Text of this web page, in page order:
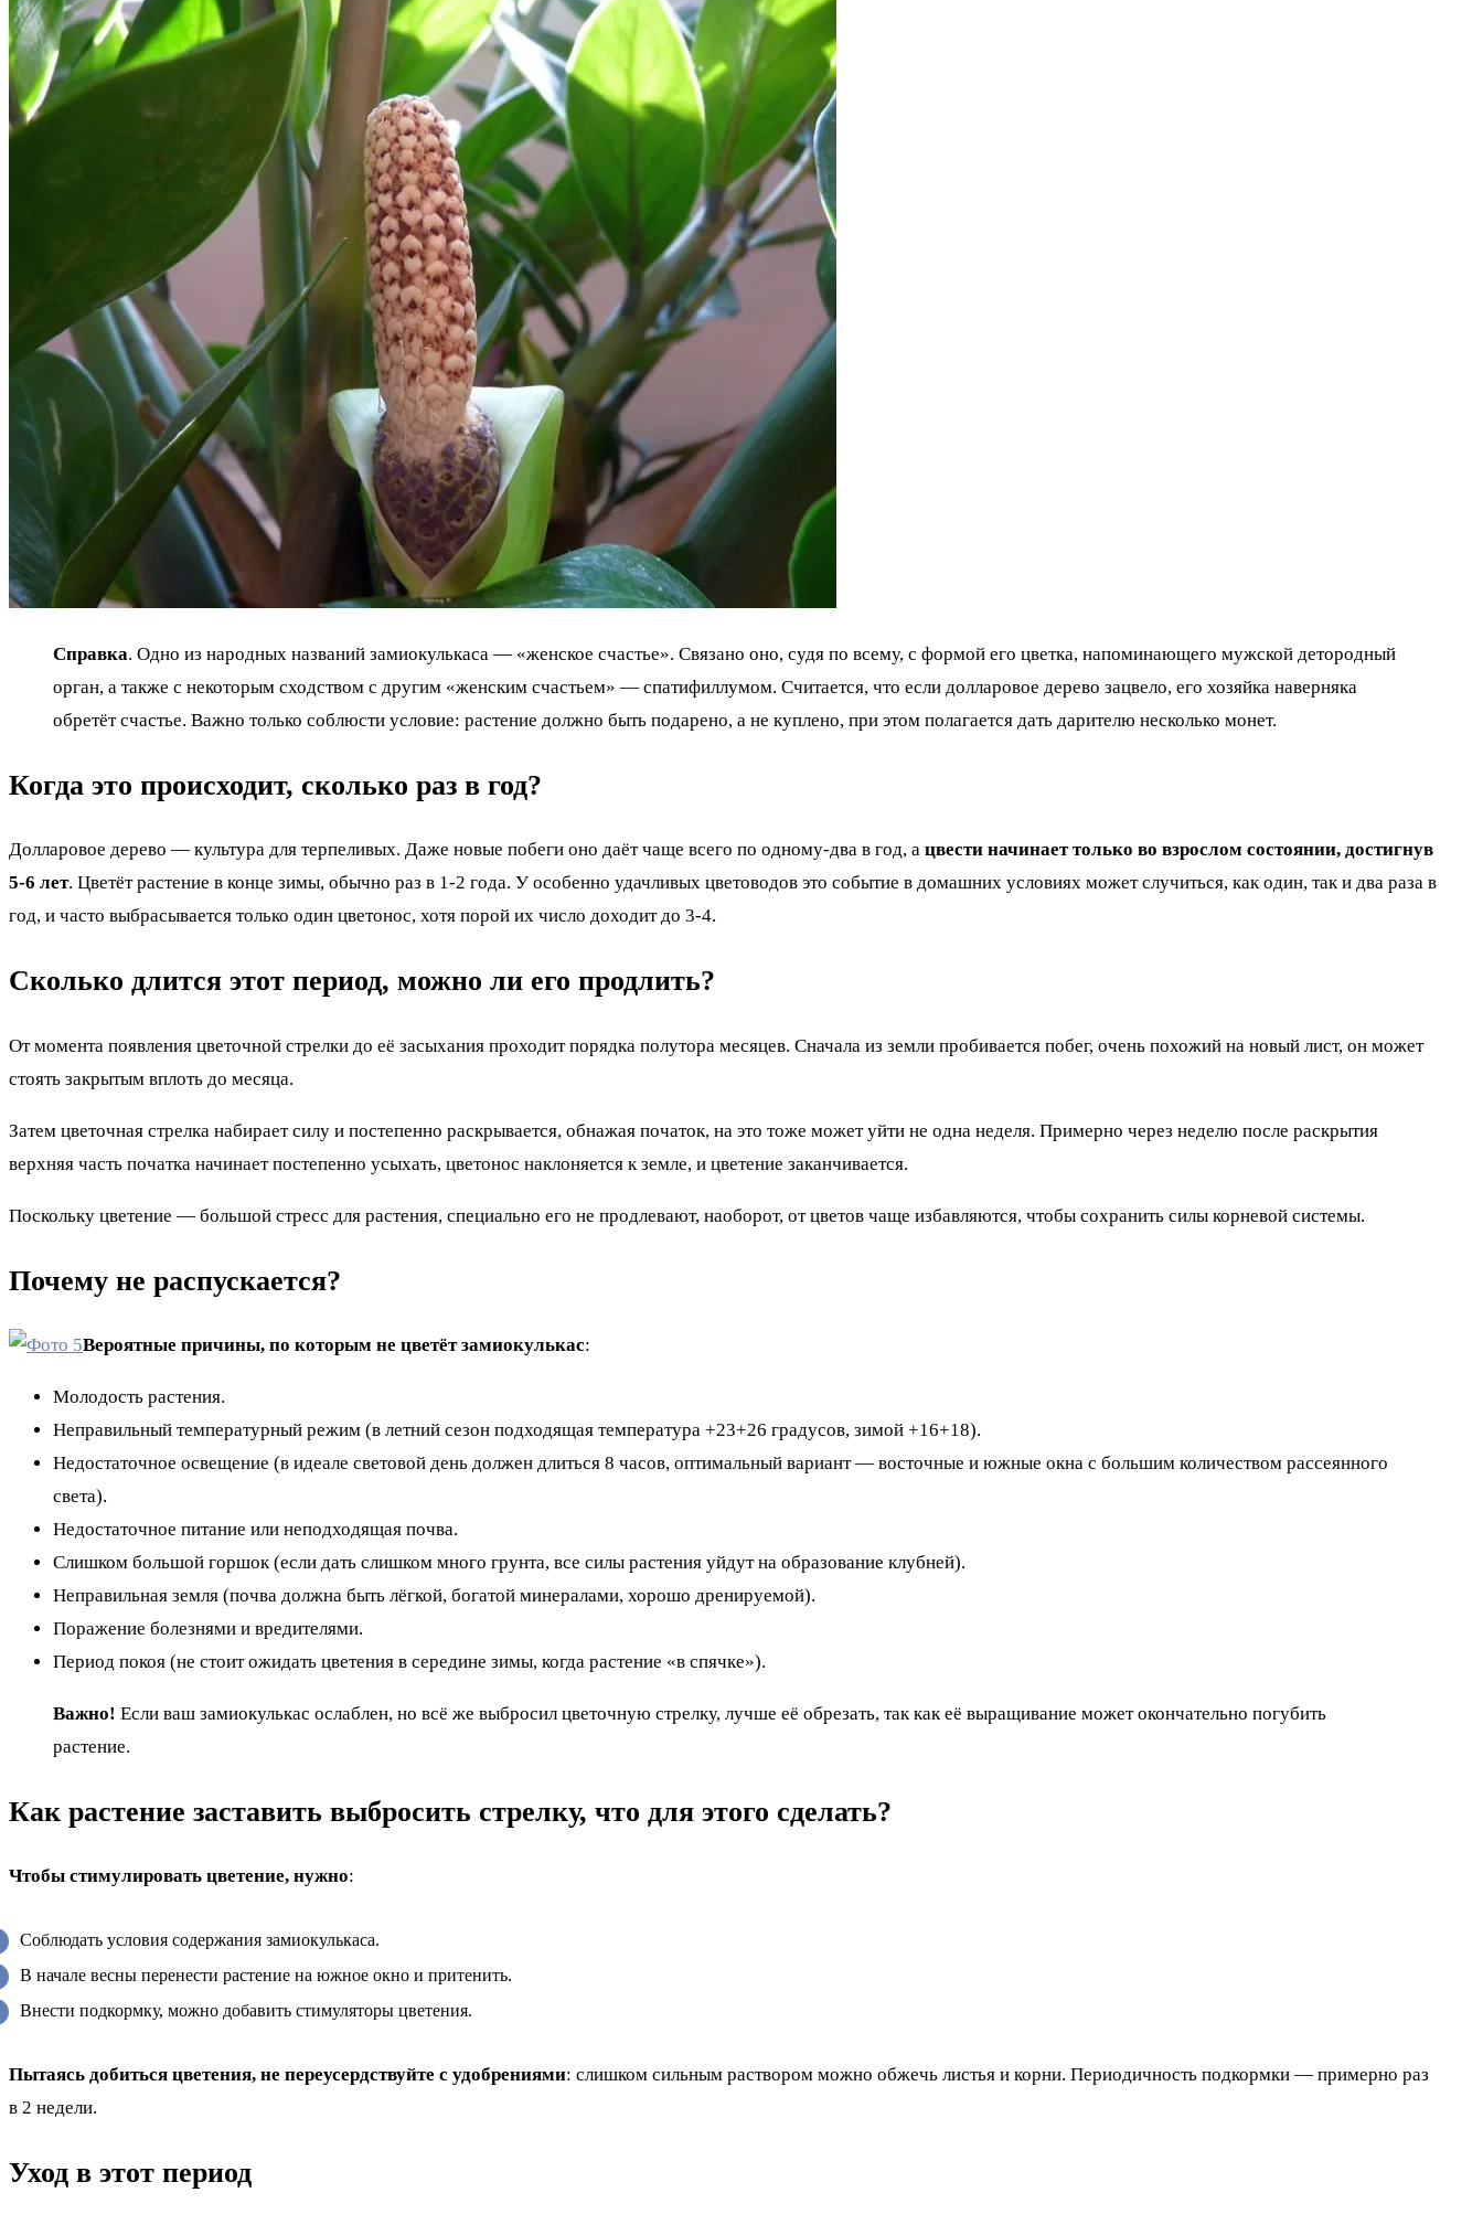
Справка. Одно из народных названий замиокулькаса — «женское счастье». Связано оно, судя по всему, с формой его цветка, напоминающего мужской детородный
орган, а также с некоторым сходством с другим «женским счастьем» — спатифиллумом. Считается, что если долларовое дерево зацвело, его хозяйка наверняка
обретёт счастье. Важно только соблюсти условие: растение должно быть подарено, а не куплено, при этом полагается дать дарителю несколько монет.
Когда это происходит, сколько раз в год?
Долларовое дерево — культура для терпеливых. Даже новые побеги оно даёт чаще всего по одному-два в год, а цвести начинает только во взрослом состоянии, достигнув
5-6 лет. Цветёт растение в конце зимы, обычно раз в 1-2 года. У особенно удачливых цветоводов это событие в домашних условиях может случиться, как один, так и два раза в
год, и часто выбрасывается только один цветонос, хотя порой их число доходит до 3-4.
Сколько длится этот период, можно ли его продлить?
От момента появления цветочной стрелки до её засыхания проходит порядка полутора месяцев. Сначала из земли пробивается побег, очень похожий на новый лист, он может
стоять закрытым вплоть до месяца.
Затем цветочная стрелка набирает силу и постепенно раскрывается, обнажая початок, на это тоже может уйти не одна неделя. Примерно через неделю после раскрытия
верхняя часть початка начинает постепенно усыхать, цветонос наклоняется к земле, и цветение заканчивается.
Поскольку цветение — большой стресс для растения, специально его не продлевают, наоборот, от цветов чаще избавляются, чтобы сохранить силы корневой системы.
Почему не распускается?
Вероятные причины, по которым не цветёт замиокулькас:
Молодость растения.
Неправильный температурный режим (в летний сезон подходящая температура +23+26 градусов, зимой +16+18).
Недостаточное освещение (в идеале световой день должен длиться 8 часов, оптимальный вариант — восточные и южные окна с большим количеством рассеянного
света).
Недостаточное питание или неподходящая почва.
Слишком большой горшок (если дать слишком много грунта, все силы растения уйдут на образование клубней).
Неправильная земля (почва должна быть лёгкой, богатой минералами, хорошо дренируемой).
Поражение болезнями и вредителями.
Период покоя (не стоит ожидать цветения в середине зимы, когда растение «в спячке»).
Важно! Если ваш замиокулькас ослаблен, но всё же выбросил цветочную стрелку, лучше её обрезать, так как её выращивание может окончательно погубить
растение.
Как растение заставить выбросить стрелку, что для этого сделать?
Чтобы стимулировать цветение, нужно:
Соблюдать условия содержания замиокулькаса.
В начале весны перенести растение на южное окно и притенить.
Внести подкормку, можно добавить стимуляторы цветения.
Пытаясь добиться цветения, не переусердствуйте с удобрениями: слишком сильным раствором можно обжечь листья и корни. Периодичность подкормки — примерно раз
в 2 недели.
Уход в этот период